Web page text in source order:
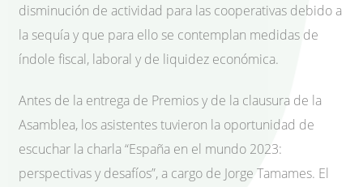
disminución de actividad para las cooperativas debido a
la sequía y que para ello se contemplan medidas de
índole fiscal, laboral y de liquidez económica.
Antes de la entrega de Premios y de la clausura de la
Asamblea, los asistentes tuvieron la oportunidad de
escuchar la charla “España en el mundo 2023:
perspectivas y desafíos”, a cargo de Jorge Tamames. El